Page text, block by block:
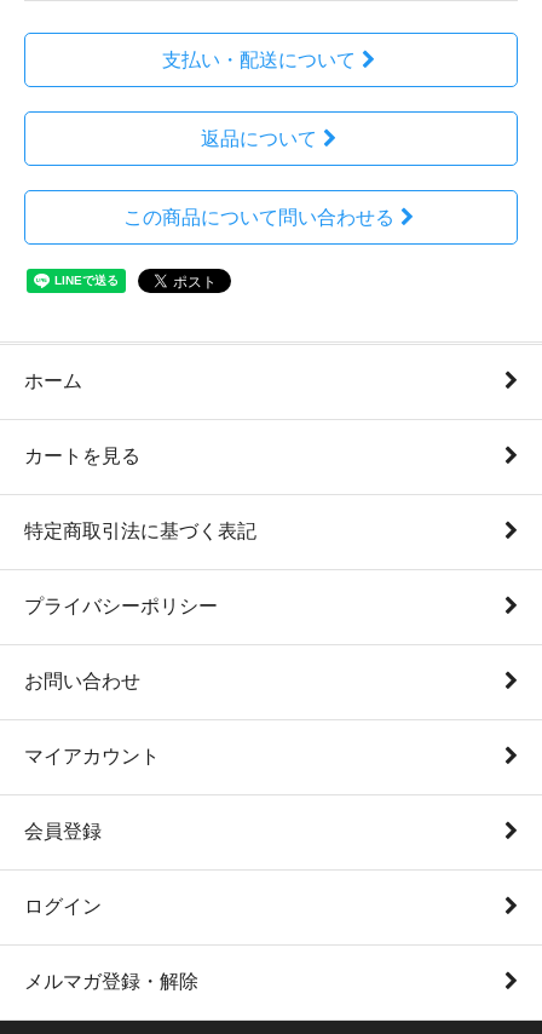
支払い・配送について
返品について
この商品について問い合わせる
ホーム
カートを見る
特定商取引法に基づく表記
プライバシーポリシー
お問い合わせ
マイアカウント
会員登録
ログイン
メルマガ登録・解除